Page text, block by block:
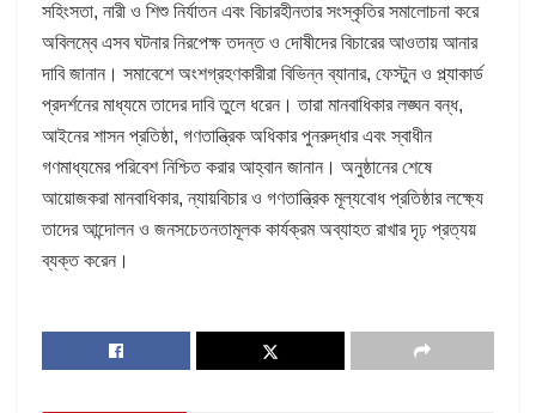
সহিংসতা, নারী ও শিশু নির্যাতন এবং বিচারহীনতার সংস্কৃতির সমালোচনা করে
অবিলম্বে এসব ঘটনার নিরপেক্ষ তদন্ত ও দোষীদের বিচারের আওতায় আনার
দাবি জানান। সমাবেশে অংশগ্রহণকারীরা বিভিন্ন ব্যানার, ফেস্টুন ও প্ল্যাকার্ড
প্রদর্শনের মাধ্যমে তাদের দাবি তুলে ধরেন। তারা মানবাধিকার লঙ্ঘন বন্ধ,
আইনের শাসন প্রতিষ্ঠা, গণতান্ত্রিক অধিকার পুনরুদ্ধার এবং স্বাধীন
গণমাধ্যমের পরিবেশ নিশ্চিত করার আহ্বান জানান। অনুষ্ঠানের শেষে
আয়োজকরা মানবাধিকার, ন্যায়বিচার ও গণতান্ত্রিক মূল্যবোধ প্রতিষ্ঠার লক্ষ্যে
তাদের আন্দোলন ও জনসচেতনতামূলক কার্যক্রম অব্যাহত রাখার দৃঢ় প্রত্যয়
ব্যক্ত করেন।